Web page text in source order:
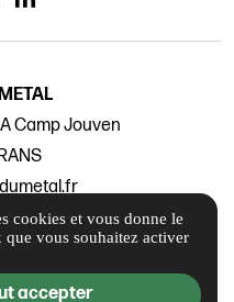
Camp Jouven
31
cookies et vous donne le
que vous souhaitez activer
accepter